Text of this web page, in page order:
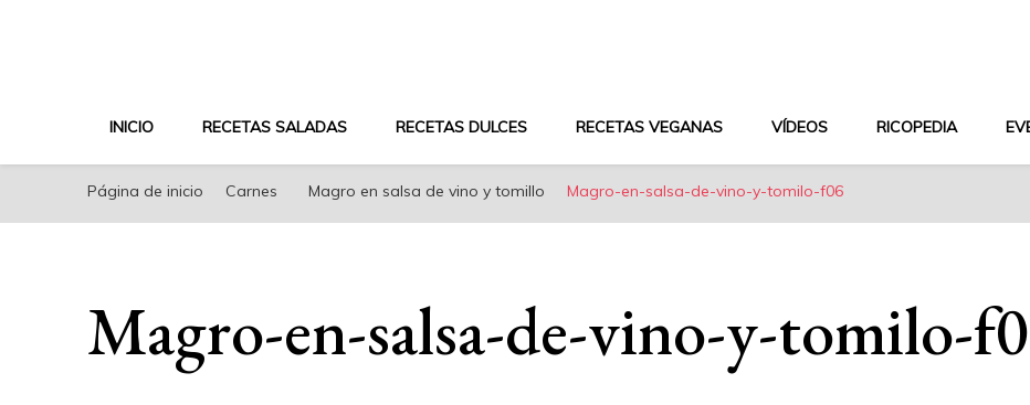
INICIO RECETAS SALADAS RECETAS DULCES RECETAS VEGANAS VÍDEOS RICOPEDIA
Página de inicio Carnes Magro en salsa de vino y tomillo Magro-en-salsa-de-vino-y-tomilo-f06
Magro-en-salsa-de-vino-y-tomilo-